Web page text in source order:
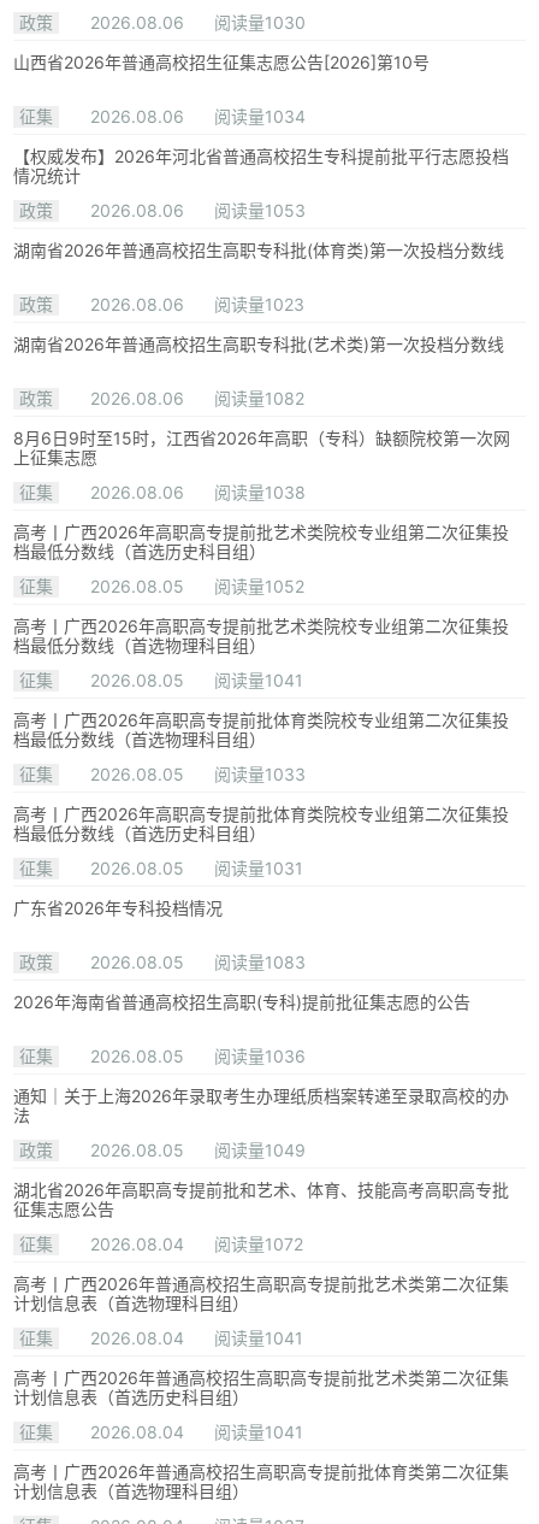
政策
2026.08.06
阅读量1030
山西省2026年普通高校招生征集志愿公告[2026]第10号
征集 2026.08.06
阅读量1034
【权威发布】2026年河北省普通高校招生专科提前批平行志愿投档
情况统计
政策
2026.08.06
阅读量1053
湖南省2026年普通高校招生高职专科批(体育类)第一次投档分数线
政策 2026.08.06
阅读量1023
湖南省2026年普通高校招生高职专科批(艺术类)第一次投档分数线
政策 2026.08.06
阅读量1082
8月6日9时至15时，江西省2026年高职（专科）缺额院校第一次网
上征集志愿
征集
2026.08.06
阅读量1038
高考丨广西2026年高职高专提前批艺术类院校专业组第二次征集投
档最低分数线（首选历史科目组）
征集
2026.08.05
阅读量1052
高考丨广西2026年高职高专提前批艺术类院校专业组第二次征集投
档最低分数线（首选物理科目组）
征集
2026.08.05
阅读量1041
高考丨广西2026年高职高专提前批体育类院校专业组第二次征集投
档最低分数线（首选物理科目组）
征集
2026.08.05
阅读量1033
高考丨广西2026年高职高专提前批体育类院校专业组第二次征集投
档最低分数线（首选历史科目组）
征集
2026.08.05
阅读量1031
广东省2026年专科投档情况
政策 2026.08.05
阅读量1083
2026年海南省普通高校招生高职(专科)提前批征集志愿的公告
征集 2026.08.05
阅读量1036
通知｜关于上海2026年录取考生办理纸质档案转递至录取高校的办
法
政策
2026.08.05
阅读量1049
湖北省2026年高职高专提前批和艺术、体育、技能高考高职高专批
征集志愿公告
征集
2026.08.04
阅读量1072
高考丨广西2026年普通高校招生高职高专提前批艺术类第二次征集
计划信息表（首选物理科目组）
征集
2026.08.04
阅读量1041
高考丨广西2026年普通高校招生高职高专提前批艺术类第二次征集
计划信息表（首选历史科目组）
征集
2026.08.04
阅读量1041
高考丨广西2026年普通高校招生高职高专提前批体育类第二次征集
计划信息表（首选物理科目组）